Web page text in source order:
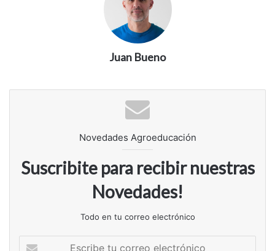
Juan Bueno
Novedades Agroeducación
Suscribite para recibir nuestras
Novedades!
Todo en tu correo electrónico